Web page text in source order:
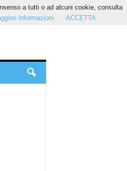
a tutti o ad alcuni cookie, consulta
informazioni ACCETTA